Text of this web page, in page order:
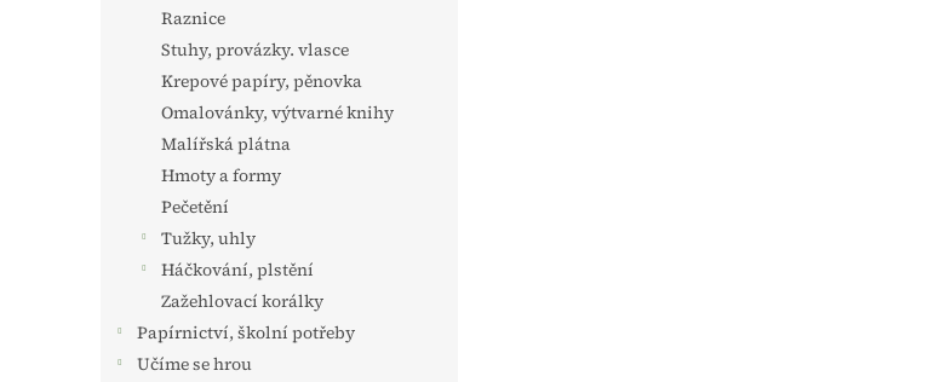
Raznice
Stuhy, provázky. vlasce
Krepové papíry, pěnovka
Omalovánky, výtvarné knihy
Malířská plátna
Hmoty a formy
Pečetění
Tužky, uhly
Háčkování, plstění
Zažehlovací korálky
Papírnictví, školní potřeby
Učíme se hrou